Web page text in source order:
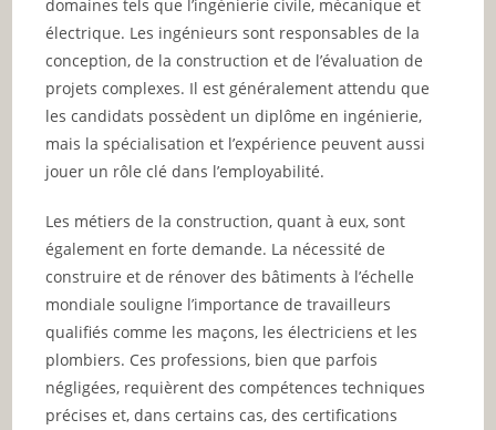
domaines tels que l’ingénierie civile, mécanique et
électrique. Les ingénieurs sont responsables de la
conception, de la construction et de l’évaluation de
projets complexes. Il est généralement attendu que
les candidats possèdent un diplôme en ingénierie,
mais la spécialisation et l’expérience peuvent aussi
jouer un rôle clé dans l’employabilité.
Les métiers de la construction, quant à eux, sont
également en forte demande. La nécessité de
construire et de rénover des bâtiments à l’échelle
mondiale souligne l’importance de travailleurs
qualifiés comme les maçons, les électriciens et les
plombiers. Ces professions, bien que parfois
négligées, requièrent des compétences techniques
précises et, dans certains cas, des certifications